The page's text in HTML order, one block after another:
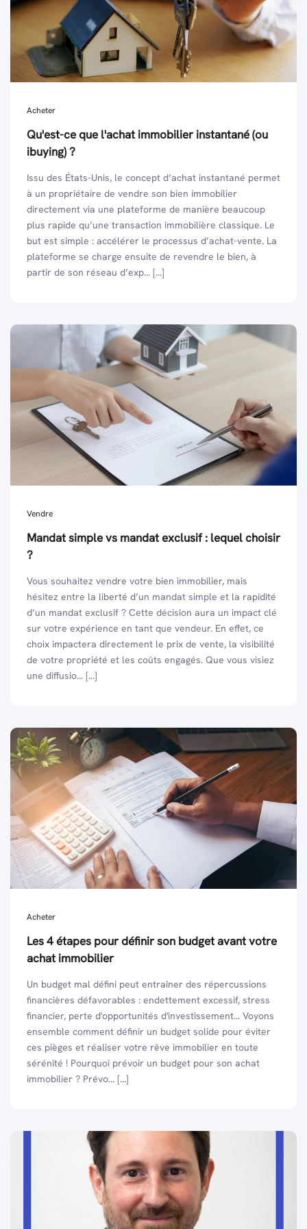
Acheter
Qu'est-ce que l'achat immobilier instantané (ou
ibuying) ?
Issu des États-Unis, le concept d’achat instantané permet
à un propriétaire de vendre son bien immobilier
directement via une plateforme de manière beaucoup
plus rapide qu’une transaction immobilière classique. Le
but est simple : accélérer le processus d’achat-vente. La
plateforme se charge ensuite de revendre le bien, à
partir de son réseau d’exp... [...]
Vendre
Mandat simple vs mandat exclusif : lequel choisir
?
Vous souhaitez vendre votre bien immobilier, mais
hésitez entre la liberté d’un mandat simple et la rapidité
d’un mandat exclusif ? Cette décision aura un impact clé
sur votre expérience en tant que vendeur. En effet, ce
choix impactera directement le prix de vente, la visibilité
de votre propriété et les coûts engagés. Que vous visiez
une diffusio... [...]
Acheter
Les 4 étapes pour définir son budget avant votre
achat immobilier
Un budget mal défini peut entraîner des répercussions
financières défavorables : endettement excessif, stress
financier, perte d'opportunités d'investissement... Voyons
ensemble comment définir un budget solide pour éviter
ces pièges et réaliser votre rêve immobilier en toute
sérénité ! Pourquoi prévoir un budget pour son achat
immobilier ? Prévo... [...]